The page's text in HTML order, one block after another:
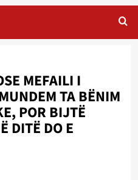
MEFAILI I
TA BËNIM
POR BIJTË
DITË DO E